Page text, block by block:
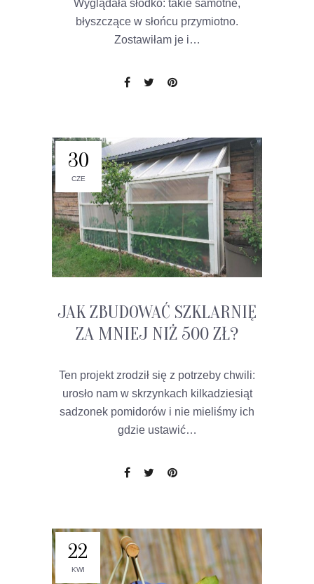
Wyglądała słodko: takie samotne,
błyszczące w słońcu przymiotno.
Zostawiłam je i…
30
CZE
JAK ZBUDOWAĆ SZKLARNIĘ
ZA MNIEJ NIŻ 500 ZŁ?
Ten projekt zrodził się z potrzeby chwili:
urosło nam w skrzynkach kilkadziesiąt
sadzonek pomidorów i nie mieliśmy ich
gdzie ustawić…
22
KWI